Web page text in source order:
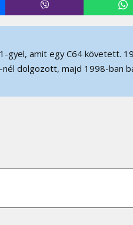
gyel, amit egy C64 követett.
nél dolgozott, majd 1998-ban